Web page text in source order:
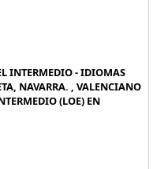
INTERMEDIO - IDIOMAS
NAVARRA. , VALENCIANO
(LOE) EN